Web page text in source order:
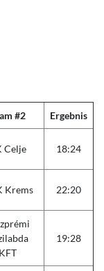
#2 Ergebnis
Celje 18:24
Krems 22:20
KFT
19:28